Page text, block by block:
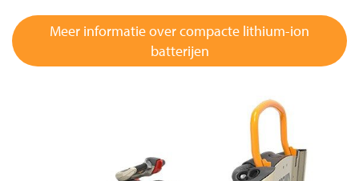
Meer informatie over compacte lithium-ion
batterijen